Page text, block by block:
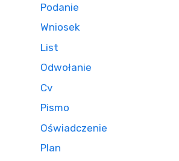
Podanie
Wniosek
List
Odwołanie
Cv
Pismo
Oświadczenie
Plan